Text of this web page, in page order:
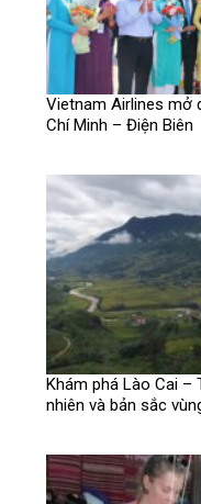
Vietnam Airlines mở
Chí Minh – Điện Biên
Khám phá Lào Cai –
nhiên và bản sắc